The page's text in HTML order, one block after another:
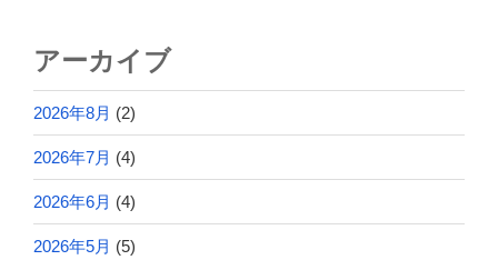
アーカイブ
2026年8月 (2)
2026年7月 (4)
2026年6月 (4)
2026年5月 (5)